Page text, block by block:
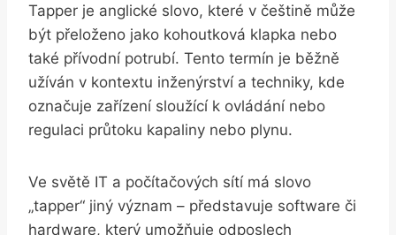
Tapper je‍ anglické slovo, které v češtině​ může
být ‌přeloženo jako kohoutková klapka nebo
také přívodní potrubí. Tento termín je běžně
užíván v ​kontextu inženýrství ‌a techniky, kde
označuje zařízení sloužící k ovládání ⁢nebo
regulaci průtoku​ kapaliny nebo plynu.
Ve světě IT a počítačových sítí má slovo
„tapper“ jiný⁤ význam – ⁣představuje software či
hardware, který umožňuje odposlech